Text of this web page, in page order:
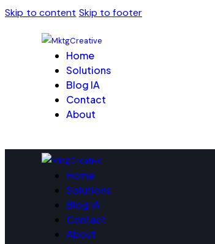
Skip to content Skip to footer
Home
Solutions
Blog IA
Contact
About
Home
Solutions
Blog IA
Contact
About